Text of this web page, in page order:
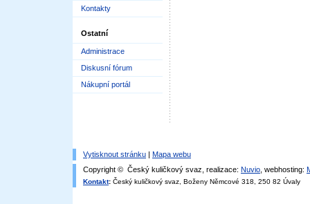
Kontakty
Ostatní
Administrace
Diskusní fórum
Nákupní portál
Vytisknout stránku | Mapa webu
Copyright © Český kuličkový svaz, realizace: Nuvio , webhosting:
Kontakt: Český kuličkový svaz, Boženy Němcové 318, 250 82 Úvaly